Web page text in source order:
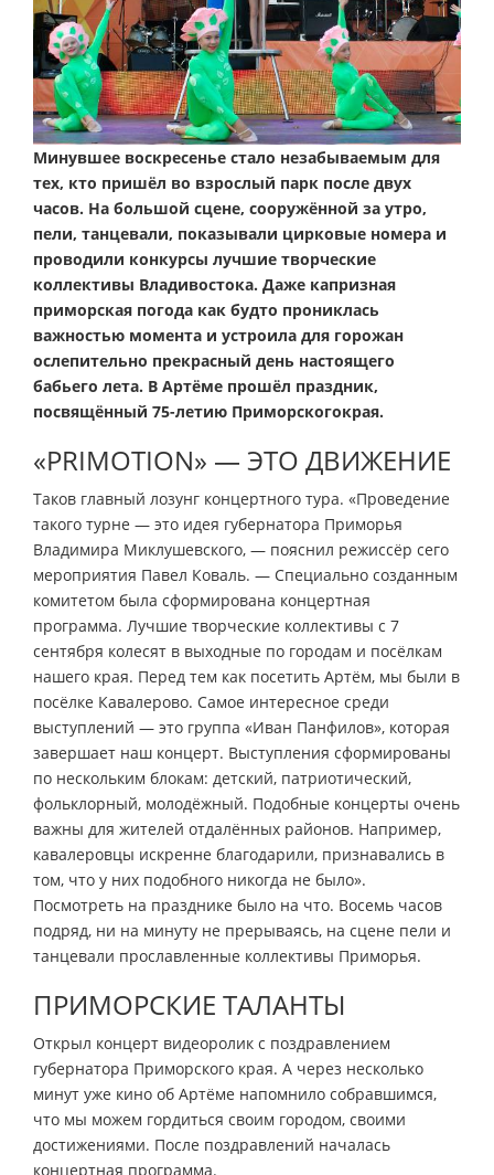
Минувшее воскресенье стало незабываемым для
тех, кто пришёл во взрослый парк после двух
часов. На большой сцене, сооружённой за утро,
пели, танцевали, показывали цирковые номера и
проводили конкурсы лучшие творческие
коллективы Владивостока. Даже капризная
приморская погода как будто прониклась
важностью момента и устроила для горожан
ослепительно прекрасный день настоящего
бабьего лета. В Артёме прошёл праздник,
посвящённый 75-летию Приморскогокрая.
«PRIMOTION» — ЭТО ДВИЖЕНИЕ
Таков главный лозунг концертного тура. «Проведение
такого турне — это идея губернатора Приморья
Владимира Миклушевского, — пояснил режиссёр сего
мероприятия Павел Коваль. — Специально созданным
комитетом была сформирована концертная
программа. Лучшие творческие коллективы с 7
сентября колесят в выходные по городам и посёлкам
нашего края. Перед тем как посетить Артём, мы были в
посёлке Кавалерово. Самое интересное среди
выступлений — это группа «Иван Панфилов», которая
завершает наш концерт. Выступления сформированы
по нескольким блокам: детский, патриотический,
фольклорный, молодёжный. Подобные концерты очень
важны для жителей отдалённых районов. Например,
кавалеровцы искренне благодарили, признавались в
том, что у них подобного никогда не было».
Посмотреть на празднике было на что. Восемь часов
подряд, ни на минуту не прерываясь, на сцене пели и
танцевали прославленные коллективы Приморья.
ПРИМОРСКИЕ ТАЛАНТЫ
Открыл концерт видеоролик с поздравлением
губернатора Приморского края. А через несколько
минут уже кино об Артёме напомнило собравшимся,
что мы можем гордиться своим городом, своими
достижениями. После поздравлений началась
концертная программа.